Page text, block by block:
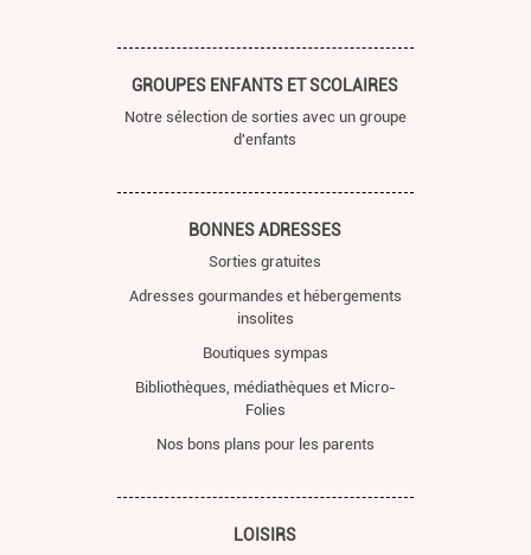
GROUPES ENFANTS ET SCOLAIRES
Notre sélection de sorties avec un groupe
d'enfants
BONNES ADRESSES
Sorties gratuites
Adresses gourmandes et hébergements
insolites
Boutiques sympas
Bibliothèques, médiathèques et Micro-
Folies
Nos bons plans pour les parents
LOISIRS